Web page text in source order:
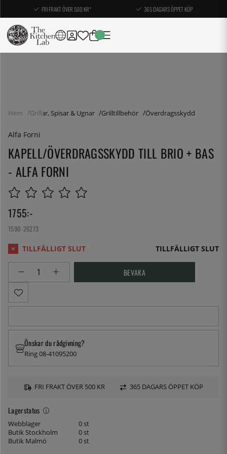
FRI FRAKT ÖVER 500 KR* 365 DAGARS ÖPPET KÖP
Hem Grillar, Spisar & Ugnar Grilltillbehör Överdragsskydd
Alfa Forni
KAPELL/ÖVERDRAGSSKYDD TILL BRIO + BAS
- ALFA FORNI
1755:-
1590-26273
TILLFÄLLIGT SLUT
BEVAKA
Lagerstatus
Webblager
0 st
Butik Stockholm
0 st
Butik Malmö
0 st
Önskar du rådgivning?
Ring 08-41095200
FRI FRAKT ÖVER 500 KR 365 DAGARS ÖPPET KÖP